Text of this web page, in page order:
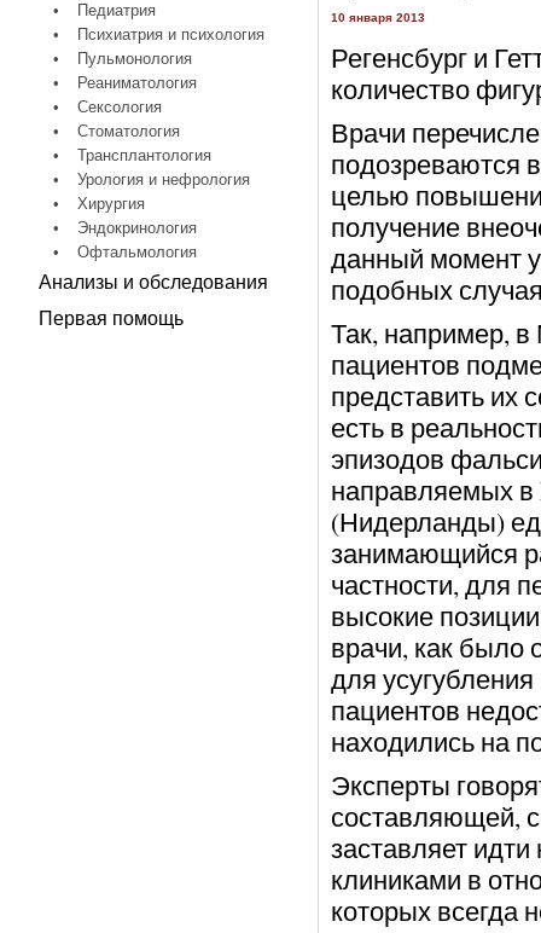
•
Педиатрия
•
Психиатрия и психология
•
Пульмонология
•
Реаниматология
•
Сексология
•
Стоматология
•
Трансплантология
•
Урология и нефрология
•
Хирургия
•
Эндокринология
•
Офтальмология
Анализы и обследования
Первая помощь
10 января 2013
Регенсбург и
количество
Врачи
подозреваются
целью
получение
данный момент
подобных
Так, например,
пациентов
представить их
есть в
эпизодов
направляемых в
(Нидерланды)
занимающийся
частности, для
высокие
врачи, как было
для
пациентов
находились на
Эксперты
составляющей,
заставляет
клиниками в
которых всегда